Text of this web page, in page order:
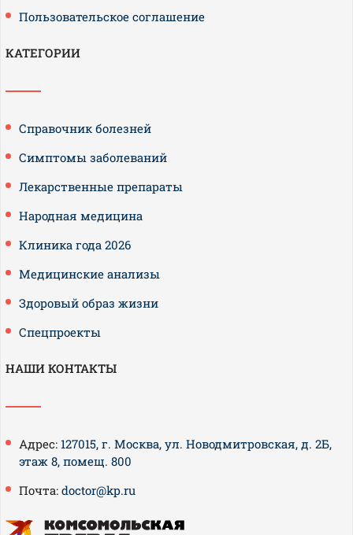
Пользовательское соглашение
КАТЕГОРИИ
Справочник болезней
Симптомы заболеваний
Лекарственные препараты
Народная медицина
Клиника года 2026
Медицинские анализы
Здоровый образ жизни
Спецпроекты
НАШИ КОНТАКТЫ
Адрес: 127015, г. Москва, ул. Новодмитровская, д. 2Б,
этаж 8, помещ. 800
Почта: doctor@kp.ru